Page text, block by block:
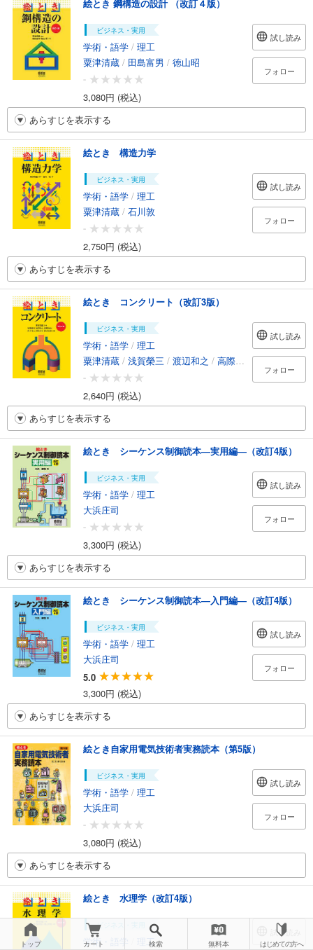
絵とき 鋼構造の設計 （改訂４版）
ビジネス・実用
学術・語学 / 理工
粟津清蔵 / 田島富男 / 徳山昭
-
3,080円 (税込)
試し読み
フォロー
あらすじを表示する
絵とき 構造力学
ビジネス・実用
学術・語学 / 理工
粟津清蔵 / 石川敦
-
2,750円 (税込)
試し読み
フォロー
あらすじを表示する
絵とき コンクリート（改訂3版）
ビジネス・実用
学術・語学 / 理工
粟津清蔵 / 浅賀榮三 / 渡辺和之 / 高際浩治 /村上英二/
-
2,640円 (税込)
試し読み
フォロー
あらすじを表示する
絵とき シーケンス制御読本―実用編―（改訂4版）
ビジネス・実用
学術・語学 / 理工
大浜庄司
-
3,300円 (税込)
試し読み
フォロー
あらすじを表示する
絵とき シーケンス制御読本―入門編―（改訂4版）
ビジネス・実用
学術・語学 / 理工
大浜庄司
5.0
3,300円 (税込)
試し読み
フォロー
あらすじを表示する
絵とき自家用電気技術者実務読本（第5版）
ビジネス・実用
学術・語学 / 理工
大浜庄司
-
3,080円 (税込)
試し読み
フォロー
あらすじを表示する
絵とき 水理学（改訂4版）
ビジネス・実用
学術・語学 理工
試し読み
トップ カート 検索 無料本 はじめての方へ